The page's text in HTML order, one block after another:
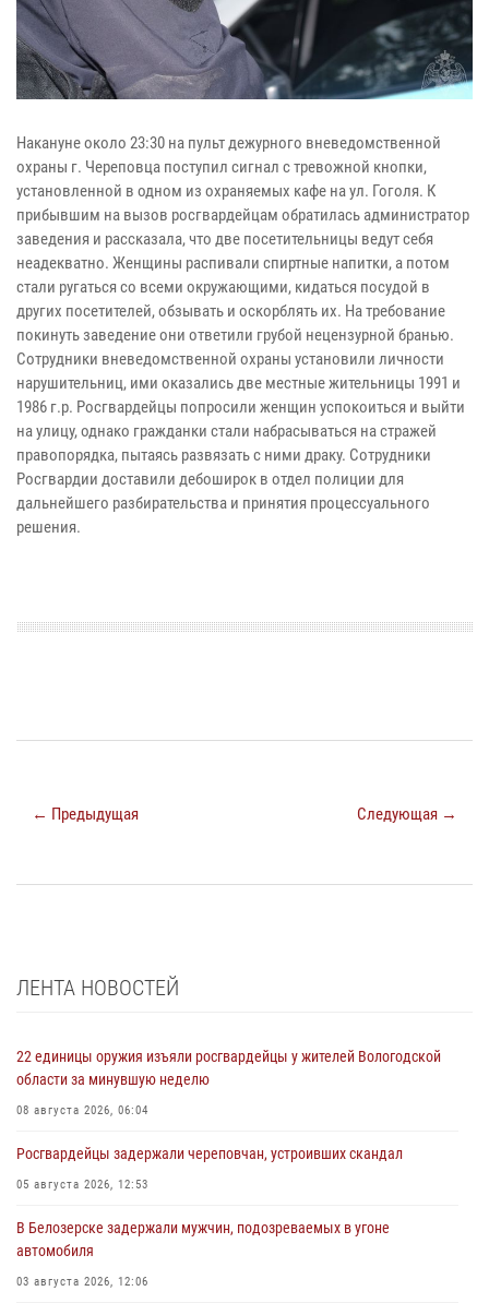
Накануне около 23:30 на пульт дежурного вневедомственной
охраны г. Череповца поступил сигнал с тревожной кнопки,
установленной в одном из охраняемых кафе на ул. Гоголя. К
прибывшим на вызов росгвардейцам обратилась администратор
заведения и рассказала, что две посетительницы ведут себя
неадекватно. Женщины распивали спиртные напитки, а потом
стали ругаться со всеми окружающими, кидаться посудой в
других посетителей, обзывать и оскорблять их. На требование
покинуть заведение они ответили грубой нецензурной бранью.
Сотрудники вневедомственной охраны установили личности
нарушительниц, ими оказались две местные жительницы 1991 и
1986 г.р. Росгвардейцы попросили женщин успокоиться и выйти
на улицу, однако гражданки стали набрасываться на стражей
правопорядка, пытаясь развязать с ними драку. Сотрудники
Росгвардии доставили дебоширок в отдел полиции для
дальнейшего разбирательства и принятия процессуального
решения.
← Предыдущая Следующая →
ЛЕНТА НОВОСТЕЙ
22 единицы оружия изъяли росгвардейцы у жителей Вологодской
области за минувшую неделю
08 августа 2026, 06:04
Росгвардейцы задержали череповчан, устроивших скандал
05 августа 2026, 12:53
В Белозерске задержали мужчин, подозреваемых в угоне
автомобиля
03 августа 2026, 12:06